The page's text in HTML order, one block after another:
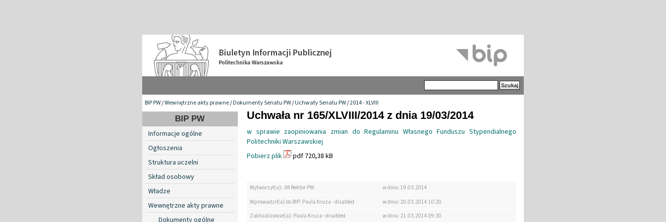
BIP PW/Wewnętrzne akty prawne/Dokumenty Senatu PW/Uchwały Senatu PW/2014 - XLVIII
BIP PW
Informacje ogólne
Ogłoszenia
Struktura uczelni
Skład osobowy
Władze
Wewnętrzne akty prawne
Dokumenty ogólne
Uchwała nr 165/XLVIII/2014 z dnia 19/03/2014
w sprawie zaopiniowania zmian do Regulaminu Własnego Funduszu Stypendialnego
Politechniki Warszawskiej
Pobierz plik
pdf 720,38 kB
Wytworzył(a): JM Rektor PW
w dniu: 19.03.2014
Wprowadził(a) do BIP: Paula Kruza - disabled
w dniu: 20.03.2014 10:20
Zaktualizował(a): Paula Kruza - disabled
w dniu: 21.03.2014 09:30